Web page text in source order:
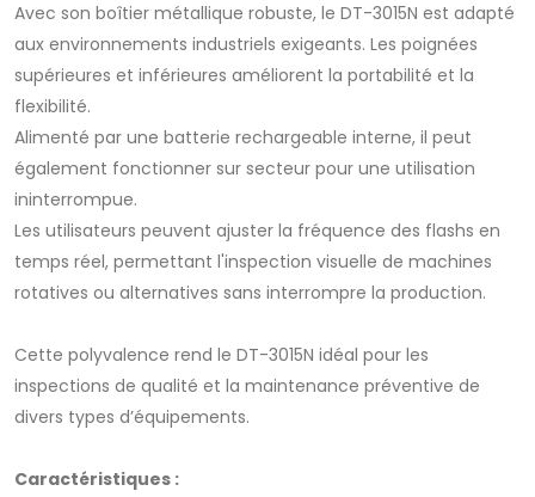
Avec son boîtier métallique robuste, le DT-3015N est adapté
aux environnements industriels exigeants. Les poignées
supérieures et inférieures améliorent la portabilité et la
flexibilité.
Alimenté par une batterie rechargeable interne, il peut
également fonctionner sur secteur pour une utilisation
ininterrompue.
Les utilisateurs peuvent ajuster la fréquence des flashs en
temps réel, permettant l'inspection visuelle de machines
rotatives ou alternatives sans interrompre la production.
Cette polyvalence rend le DT-3015N idéal pour les
inspections de qualité et la maintenance préventive de
divers types d’équipements.
Caractéristiques :